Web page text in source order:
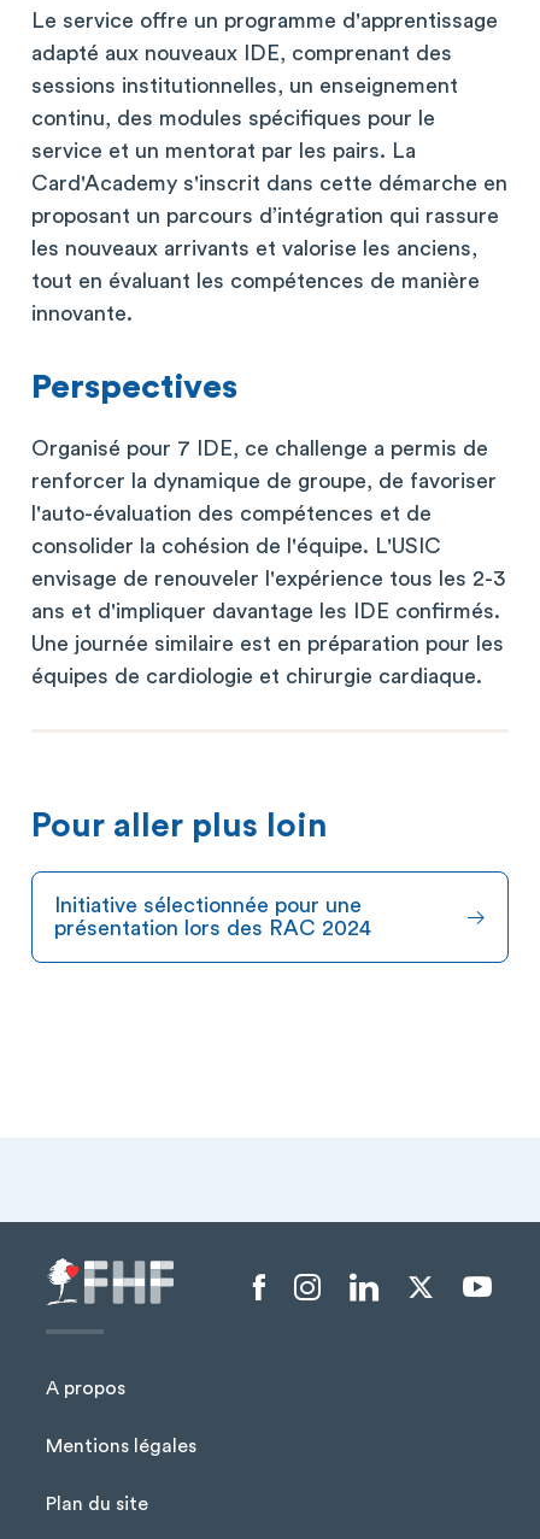
Le service offre un programme d'apprentissage
adapté aux nouveaux IDE, comprenant des
sessions institutionnelles, un enseignement
continu, des modules spécifiques pour le
service et un mentorat par les pairs. La
Card'Academy s'inscrit dans cette démarche en
proposant un parcours d’intégration qui rassure
les nouveaux arrivants et valorise les anciens,
tout en évaluant les compétences de manière
innovante.
Perspectives
Organisé pour 7 IDE, ce challenge a permis de
renforcer la dynamique de groupe, de favoriser
l'auto-évaluation des compétences et de
consolider la cohésion de l'équipe. L'USIC
envisage de renouveler l'expérience tous les 2-3
ans et d'impliquer davantage les IDE confirmés.
Une journée similaire est en préparation pour les
équipes de cardiologie et chirurgie cardiaque.
Pour aller plus loin
Initiative sélectionnée pour une
présentation lors des RAC 2024
Menu Pied de page
A propos
Mentions légales
Plan du site
Menu liens sociaux